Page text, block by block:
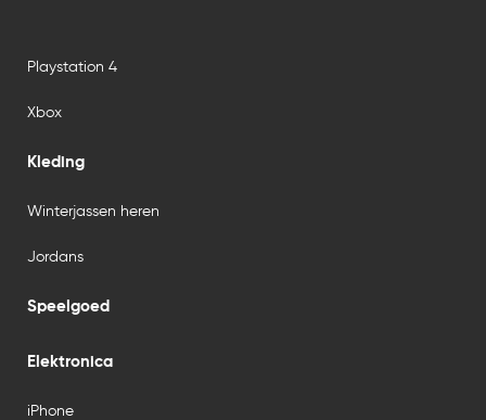
Playstation 4
Xbox
Kleding
Winterjassen heren
Jordans
Speelgoed
Elektronica
iPhone